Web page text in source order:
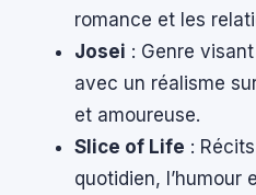
romance et les
Josei : Genre
avec un réalisme
et amoureuse.
Slice of Life :
quotidien, l’humour